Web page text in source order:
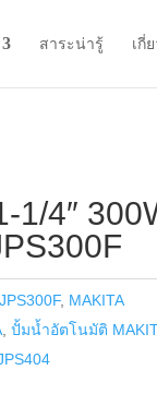
สาระน่ารู้ เกี่
4″
JPS300F, MAKITA
,ปั้มน้ำอัตโนมัติ